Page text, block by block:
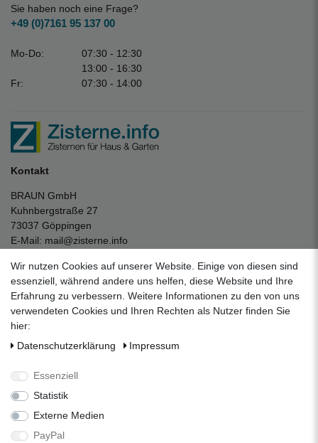
Sie haben noch eine Frage?
+49 (0)7161 95 137 00
Mo-Do:
07:30 - 12:30
13:00 - 16:30
Fr:
07:30 - 14:00
Kontakt
BRAUN GmbH
Kuhnbergstraße 27
73037 Göppingen
E-Mail: mail@zisterne.info
Unternehmen
Datenschutzerklärung
Impressum
Über uns
Folgen Sie uns auf Social Media
Wir nutzen Cookies auf unserer Website. Einige von diesen sind
essenziell, während andere uns helfen, diese Website und Ihre
Erfahrung zu verbessern. Weitere Informationen zu den von uns
verwendeten Cookies und Ihren Rechten als Nutzer finden Sie
hier:
Daten­schutz­erklärung
Impressum
Essenziell
Statistik
Externe Medien
PayPal